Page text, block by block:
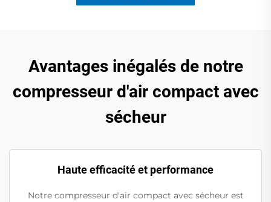
Avantages inégalés de notre
compresseur d'air compact avec
sécheur
Haute efficacité et performance
Notre compresseur d'air compact avec sécheur est